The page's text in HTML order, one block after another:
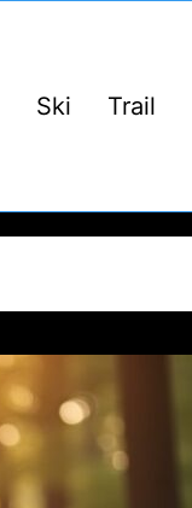
Ski Trail